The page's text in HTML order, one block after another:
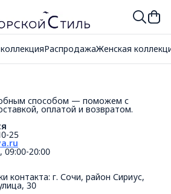
РаспродажаЖенская
способом — поможем с
оплатой и возвратом.
25
20:00
контакта: г. Сочи, район Сириус,
30